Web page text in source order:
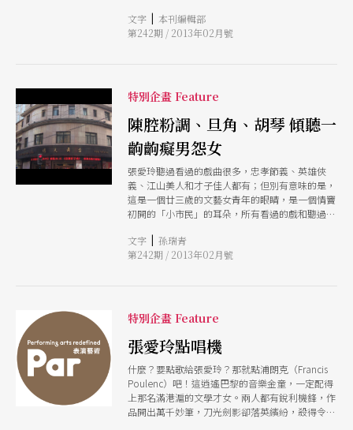
單字的聲母、韻母，句子長短的切換調度，到通篇
的節奏和結構鋪陳，都如同一首樂曲，牽動著讀者
入流連，聽戲談戲，她看見的不是風化倫理，而是
兩性情愛，不是家國變故，而是癡男怨女。打開收
音機，姚莉、周璇、白光、龔秋霞、李香蘭等中國
流行歌手的靡靡之音，成了張愛玲筆下小說人物的
命運隱喻。至於西洋古典音樂，她獨愛巴赫，因為
雄氣，那裡面的世界是笨重的，卻又得心應手。」
時代的聲音，直接或間接地影響她日後的創作。
張愛玲自言不喜歡音樂，但她卻擅用各種聲音語言
與聽覺描寫，使小說中充滿各式各樣的人聲、市聲
與樂聲。縱使是直接的白描畫面，背後必然有她悉
心埋藏的暗喻，以感官意象乘載情感，較之書寫人
物自身更具有畫面性與戲劇張力。例如經常被搬上
原兩人在舞廳的相遇，甚至包括戰爭的炮火，都充
亦直言，恐懼小提琴也怕聽交響樂，她覺得小提琴
文字 | 本刊編輯部
第242期 / 2013年02月號
特別企畫 Feature
陳腔粉調、旦角、胡琴 傾聽一
齣齣癡男怨女
張愛玲聽過看過的戲曲很多，忠孝節義、英雄俠
義、江山美人和才子佳人都有；但別有意味的是，
這是一個廿三歲的文藝女青年的眼睛，是一個情竇
初開的「小市民」的耳朵，所有看過的戲和聽過的
耳朵留下深刻印痕和雲煙的，不是風化倫理，而是
兩性情愛，不是家國變故，而是癡男怨女。
文字 | 孫瑞青
第242期 / 2013年02月號
特別企畫 Feature
張愛玲點唱機
什麼？要點歌給張愛玲？那就點浦朗克（Francis
Poulenc）吧！這逍遙巴黎的音樂金童，一定配得
上那名滿港滬的文學才女。兩人都有銳利機鋒，作
品開出萬千妙筆，刀光劍影卻落英繽紛，殺得令人